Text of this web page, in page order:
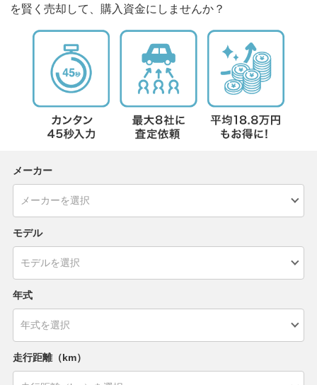
を賢く売却して、購入資金にしませんか？
メーカー
モデル
年式
走行距離（km）